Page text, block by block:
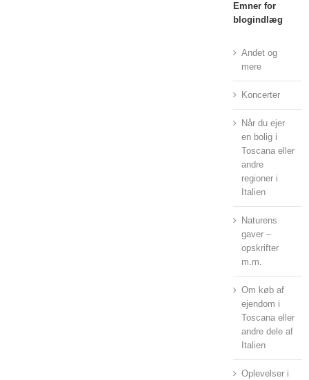
Emner for
blogindlæg
Andet og
mere
Koncerter
Når du ejer
en bolig i
Toscana eller
andre
regioner i
Italien
Naturens
gaver –
opskrifter
m.m.
Om køb af
ejendom i
Toscana eller
andre dele af
Italien
Oplevelser i